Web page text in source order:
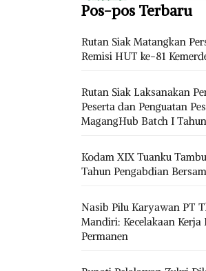
Pos-pos Terbaru
Rutan Siak Matangkan
Remisi HUT ke-81
Rutan Siak Laksanakan
Peserta dan Penguatan
MagangHub Batch I
Kodam XIX Tuanku
Tahun Pengabdian
Nasib Pilu Karyawan PT
Mandiri: Kecelakaan Kerja
Permanen